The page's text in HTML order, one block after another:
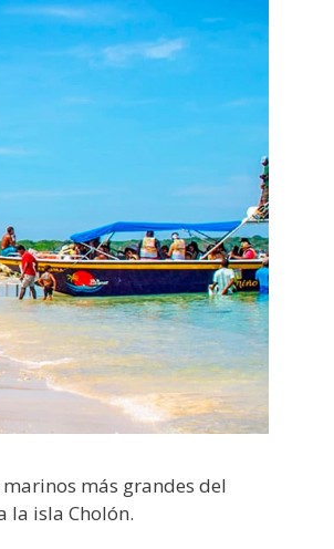
más grandes del
la isla Cholón.